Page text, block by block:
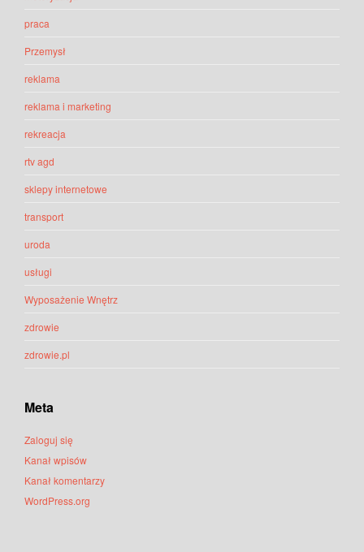
praca
Przemysł
reklama
reklama i marketing
rekreacja
rtv agd
sklepy internetowe
transport
uroda
usługi
Wyposażenie Wnętrz
zdrowie
zdrowie.pl
Meta
Zaloguj się
Kanał wpisów
Kanał komentarzy
WordPress.org